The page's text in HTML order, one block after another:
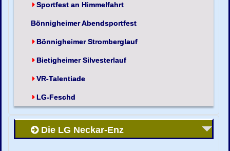
Sportfest an Himmelfahrt
Bönnigheimer Abendsportfest
Bönnigheimer Stromberglauf
Bietigheimer Silvesterlauf
VR-Talentiade
LG-Feschd
Die LG Neckar-Enz